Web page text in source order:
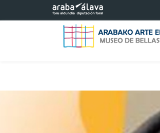
Saltar al contenido principal